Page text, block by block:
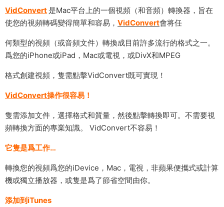
VidConvert 是Mac平台上的一個視頻（和音頻）轉換器，旨在
使您的視頻轉碼變得簡單和容易， VidConvert會将任
何類型的視頻（或音頻文件）轉換成目前許多流行的格式之一。
爲您的iPhone或iPad，Mac或電視，或DivX和MPEG
格式創建視頻，隻需點擊VidConvert既可實現！
VidConvert操作很容易！
隻需添加文件，選擇格式和質量，然後點擊轉換即可。不需要視
頻轉換方面的專業知識。 VidConvert不容易！
它隻是爲工作…
轉換您的視頻爲您的iDevice，Mac，電視，非蘋果便攜式或計算
機或獨立播放器，或隻是爲了節省空間由你。
添加到iTunes